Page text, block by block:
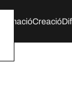
FormacióCreació